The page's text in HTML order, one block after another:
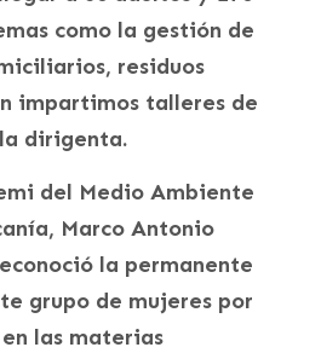
como la gestión de
residuos
impartimos talleres de
dirigenta.
del Medio Ambiente
Marco Antonio
la permanente
grupo de mujeres por
las materias